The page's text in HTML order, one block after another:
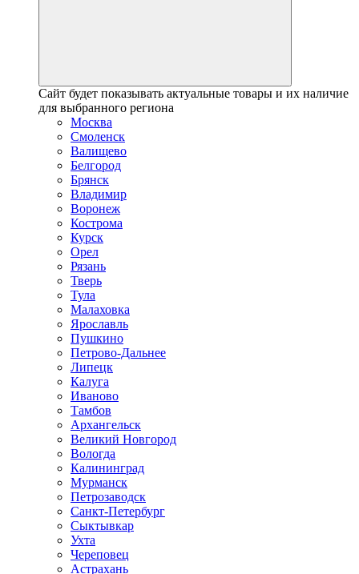
Сайт будет показывать актуальные товары и их наличие
для выбранного региона
Москва
Смоленск
Валищево
Белгород
Брянск
Владимир
Воронеж
Кострома
Курск
Орел
Рязань
Тверь
Тула
Малаховка
Ярославль
Пушкино
Петрово-Дальнее
Липецк
Калуга
Иваново
Тамбов
Архангельск
Великий Новгород
Вологда
Калининград
Мурманск
Петрозаводск
Санкт-Петербург
Сыктывкар
Ухта
Череповец
Астрахань